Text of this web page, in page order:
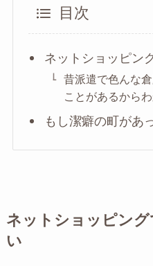
目次
ネットショッピン
昔派遣で色んな
ことがあるから
もし潔癖の町があ
ネットショッピン
い